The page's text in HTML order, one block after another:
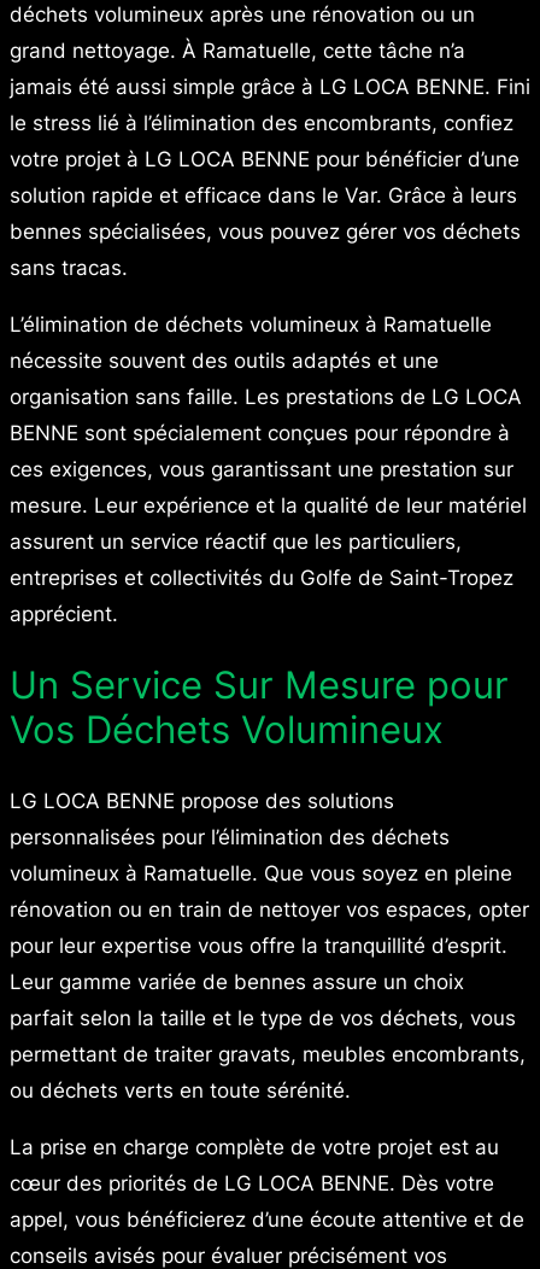
déchets volumineux après une rénovation ou un
grand nettoyage. À Ramatuelle, cette tâche n’a
jamais été aussi simple grâce à LG LOCA BENNE. Fini
le stress lié à l’élimination des encombrants, confiez
votre projet à LG LOCA BENNE pour bénéficier d’une
solution rapide et efficace dans le Var. Grâce à leurs
bennes spécialisées, vous pouvez gérer vos déchets
sans tracas.
L’élimination de déchets volumineux à Ramatuelle
nécessite souvent des outils adaptés et une
organisation sans faille. Les prestations de LG LOCA
BENNE sont spécialement conçues pour répondre à
ces exigences, vous garantissant une prestation sur
mesure. Leur expérience et la qualité de leur matériel
assurent un service réactif que les particuliers,
entreprises et collectivités du Golfe de Saint-Tropez
apprécient.
Un Service Sur Mesure pour
Vos Déchets Volumineux
LG LOCA BENNE propose des solutions
personnalisées pour l’élimination des déchets
volumineux à Ramatuelle. Que vous soyez en pleine
rénovation ou en train de nettoyer vos espaces, opter
pour leur expertise vous offre la tranquillité d’esprit.
Leur gamme variée de bennes assure un choix
parfait selon la taille et le type de vos déchets, vous
permettant de traiter gravats, meubles encombrants,
ou déchets verts en toute sérénité.
La prise en charge complète de votre projet est au
cœur des priorités de LG LOCA BENNE. Dès votre
appel, vous bénéficierez d’une écoute attentive et de
conseils avisés pour évaluer précisément vos